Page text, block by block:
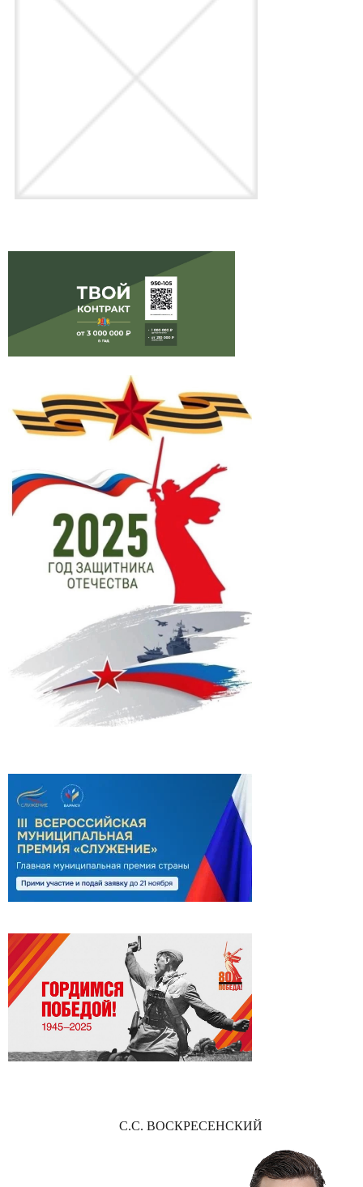
С.С. ВОСКРЕСЕНСКИЙ